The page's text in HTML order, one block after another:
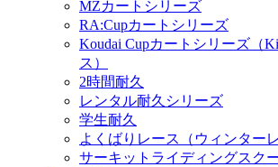
MZカートシリーズ
RA:Cupカートシリーズ
Koudai Cupカートシリーズ（
ス）
2時間耐久
レンタル耐久シリーズ
学生耐久
よくばりレース（ウィンターレ
サーキットライディングスク